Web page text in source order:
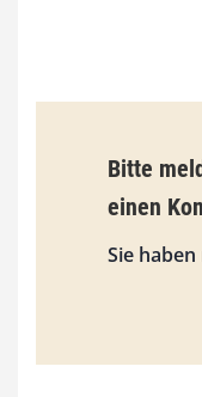
Bitte
einen
Sie